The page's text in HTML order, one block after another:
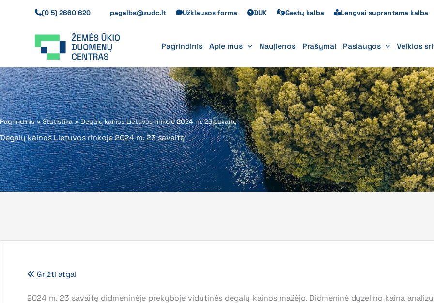
(0 5) 2660 620 pagalba@zudc.lt Užklausos forma DUK Gestų kalba Lengvai suprantama kalba
Pagrindinis Apie mus Naujienos Prašymai Paslaugos Veiklos
Pagrindinis»Statistika»Degalų kainos Lietuvos rinkoje 2024 m. 23 savaitę
Degalų kainos Lietuvos rinkoje 2024 m. 23 savaitę
Grįžti atgal
2024 m. 23 savaitę didmeninėje prekyboje vidutinės degalų kainos mažėjo. Didmeninė dyzelino kaina